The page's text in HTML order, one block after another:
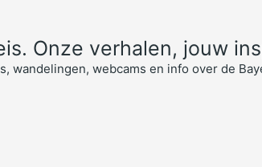
Onze verhalen, jouw
wandelingen, webcams en info over de